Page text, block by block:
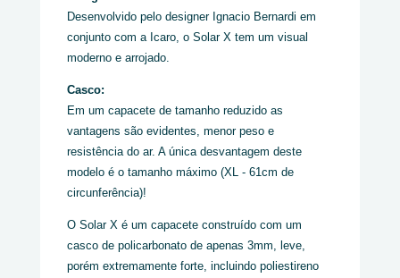
Desenvolvido pelo designer Ignacio Bernardi em
conjunto com a Icaro, o Solar X tem um visual
moderno e arrojado.
Casco:
Em um capacete de tamanho reduzido as
vantagens são evidentes, menor peso e
resistência do ar. A única desvantagem deste
modelo é o tamanho máximo (XL - 61cm de
circunferência)!
O Solar X é um capacete construído com um
casco de policarbonato de apenas 3mm, leve,
porém extremamente forte, incluindo poliestireno